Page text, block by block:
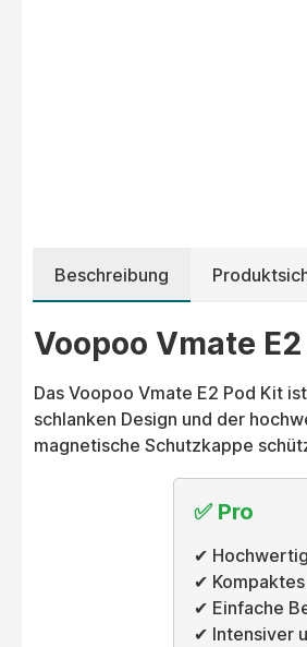
Beschreibung
Voopoo Vmate
Das Voopoo Vmate E2 Pod Kit
schlanken Design und der
magnetische Schutzkappe
✅ Pro
✔
✔
✔ Einfache
✔ Intensiver